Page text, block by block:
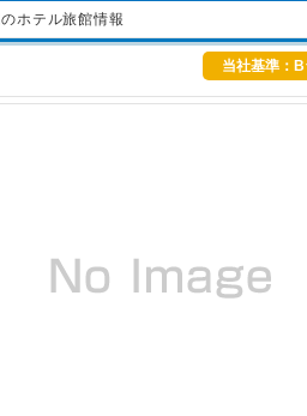
ホテル旅館情報
当社基準：